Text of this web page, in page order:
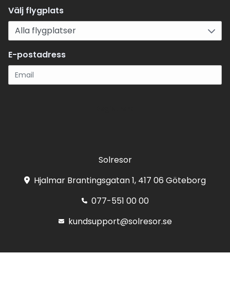
Välj flygplats
E-postadress
Solresor
Hjalmar Brantingsgatan 1, 417 06 Göteborg
077-551 00 00
kundsupport@solresor.se